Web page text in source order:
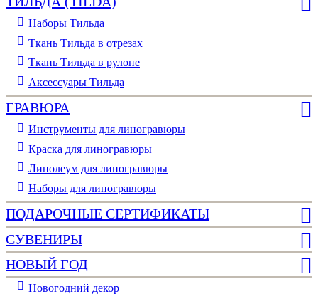
Наборы Тильда
Ткань Тильда в отрезах
Ткань Тильда в рулоне
Аксессуары Тильда
ГРАВЮРА
Инструменты для линогравюры
Краска для линогравюры
Линолеум для линогравюры
Наборы для линогравюры
ПОДАРОЧНЫЕ СЕРТИФИКАТЫ
СУВЕНИРЫ
НОВЫЙ ГОД
Новогодний декор